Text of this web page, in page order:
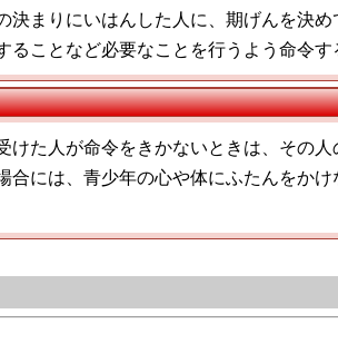
決まりにいはんした人に、期げんを決
ることなど必要なことを行うよう命令す
けた人が命令をきかないときは、その
合には、青少年の心や体にふたんをか